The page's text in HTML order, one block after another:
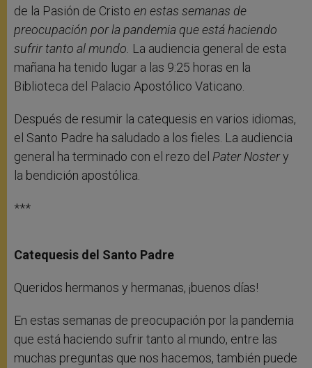
de la Pasión de Cristo en estas semanas de
preocupación por la pandemia que está haciendo
sufrir tanto al mundo. La audiencia general de esta
mañana ha tenido lugar a las 9:25 horas en la
Biblioteca del Palacio Apostólico Vaticano.
Después de resumir la catequesis en varios idiomas,
el Santo Padre ha saludado a los fieles. La audiencia
general ha terminado con el rezo del Pater Nostery
la bendición apostólica.
***
Catequesis del Santo Padre
Queridos hermanos y hermanas, ¡buenos días!
En estas semanas de preocupación por la pandemia
que está haciendo sufrir tanto al mundo, entre las
muchas preguntas que nos hacemos, también puede